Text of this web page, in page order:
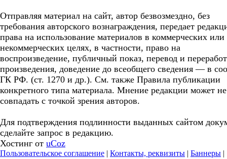
Отправляя материал на сайт, автор безвозмездно, без
требования авторского вознаграждения, передает
права на использование материалов в коммерческих или
некоммерческих целях, в частности, право на
воспроизведение, публичный показ, перевод и
произведения, доведение до всеобщего сведения — в
ГК РФ. (ст. 1270 и др.). См. также Правила публикации
конкретного типа материала. Мнение редакции может не
совпадать с точкой зрения авторов.
Для подтверждения подлинности выданных сайтом
сделайте запрос в редакцию.
Хостинг от uCoz
Пользовательское соглашение | Контакты, реквизиты | Баннеры |